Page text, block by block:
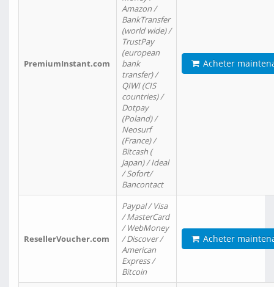
PremiumInstant.com
Amazon /
BankTransfer
(world wide) /
TrustPay
(european
bank
transfer) /
QIWI (CIS
countries) /
Dotpay
(Poland) /
Neosurf
(France) /
Bitcash (
Japan) / Ideal
/ Sofort/
Bancontact
Acheter
ResellerVoucher.com
Paypal / Visa
/ MasterCard
/ WebMoney
/ Discover /
American
Express /
Bitcoin
Acheter